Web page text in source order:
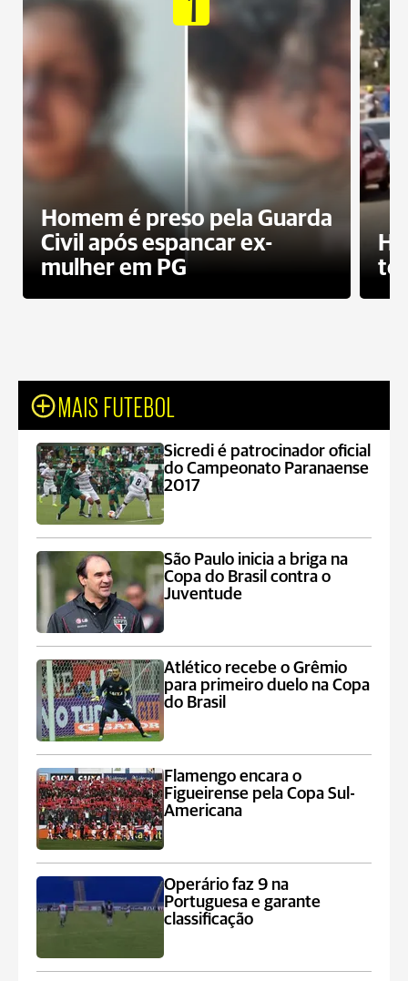
Homem é preso pela Guarda
Civil após espancar ex-
mulher em PG
MAIS FUTEBOL
Sicredi é patrocinador oficial
do Campeonato Paranaense
2017
São Paulo inicia a briga na
Copa do Brasil contra o
Juventude
Atlético recebe o Grêmio
para primeiro duelo na Copa
do Brasil
Flamengo encara o
Figueirense pela Copa Sul-
Americana
Operário faz 9 na
Portuguesa e garante
classificação